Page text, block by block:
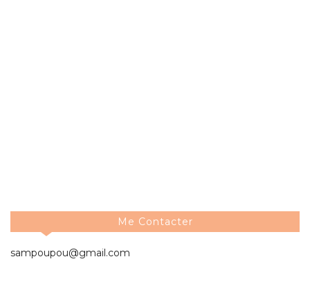
Me Contacter
sampoupou@gmail.com